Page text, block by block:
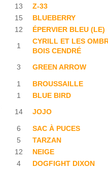
13
Z-33
15
BLUEBERRY
12
ÉPERVIER BLEU (LE)
1
CYRILL ET LES
BOIS CENDRÉ
3 GREEN ARROW
1
BROUSSAILLE
1
BLUE BIRD
14 JOJO
6
SAC À PUCES
5
TARZAN
12
NEIGE
4
DOGFIGHT DIXON